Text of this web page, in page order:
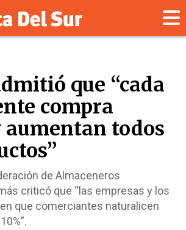
que “cada
compra
aumentan todos
de Almaceneros
criticó que “las empresas y los
que comerciantes naturalicen